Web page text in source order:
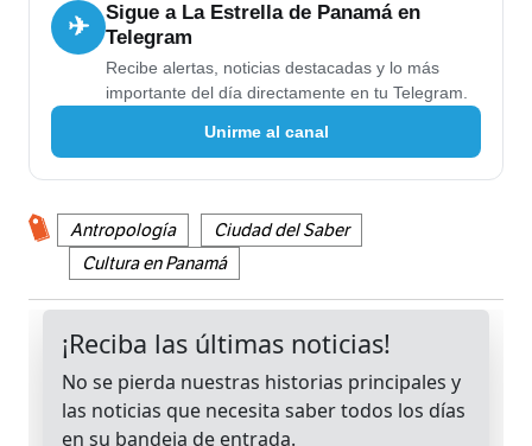
✈
Sigue a La Estrella de Panamá en
Telegram
Recibe alertas, noticias destacadas y lo más
importante del día directamente en tu Telegram.
Unirme al canal
Antropología
Ciudad del Saber
Cultura en Panamá